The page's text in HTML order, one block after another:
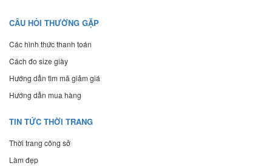
CÂU HỎI THƯỜNG GẶP
Các hình thức thanh toán
Cách đo size giày
Hướng dẫn tìm mã giảm giá
Hướng dẫn mua hàng
TIN TỨC THỜI TRANG
Thời trang công sở
Làm đẹp